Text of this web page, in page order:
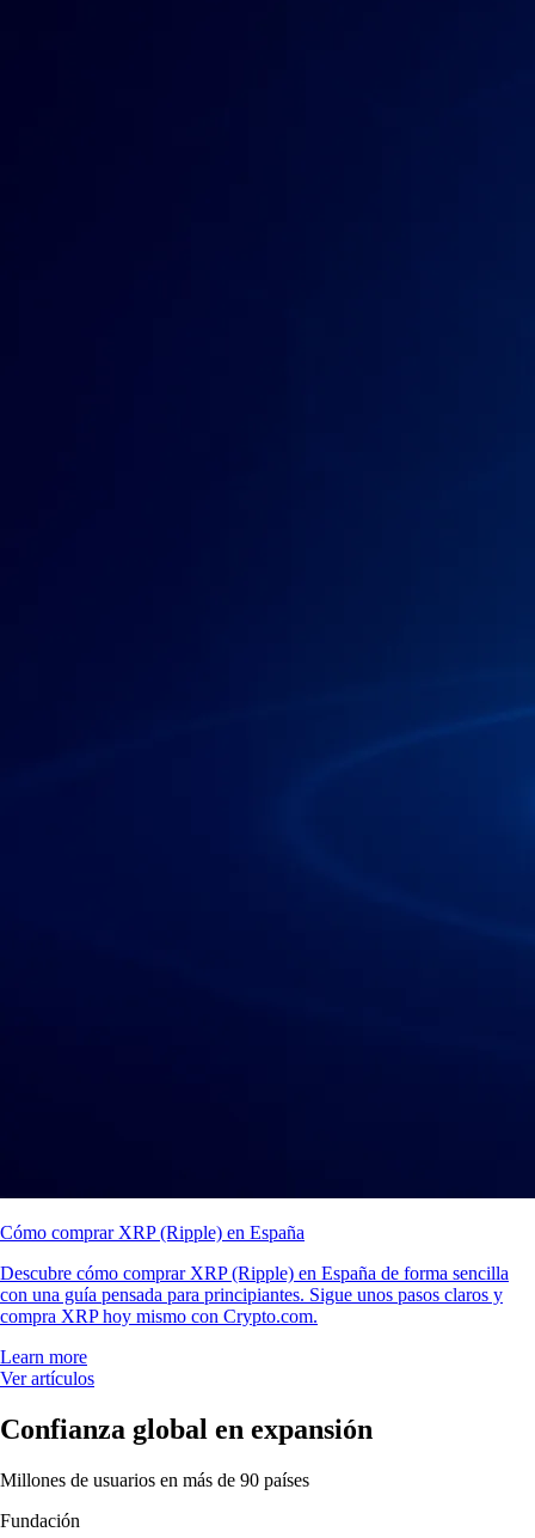
Cómo comprar XRP (Ripple) en España
Descubre cómo comprar XRP (Ripple) en España de forma sencilla
con una guía pensada para principiantes. Sigue unos pasos claros y
compra XRP hoy mismo con Crypto.com.
Learn more
Ver artículos
Confianza global en expansión
Millones de usuarios en más de 90 países
Fundación